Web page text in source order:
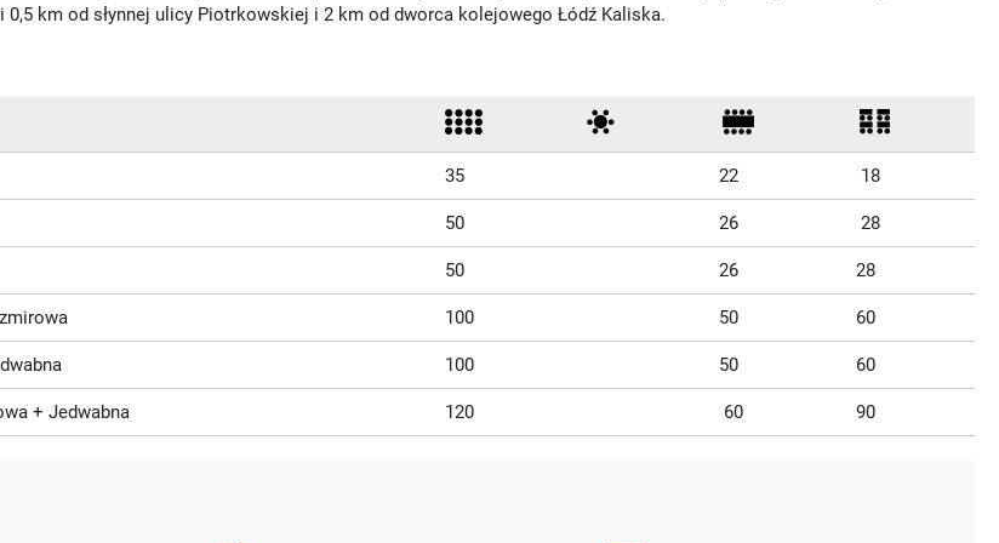
0,5 km od słynnej ulicy Piotrkowskiej i 2 km od dworca kolejowego Łódź Kaliska.
35 22 18
50 26 28
50 26 28
100 50 60
100 50 60
+ Jedwabna 120 60 90